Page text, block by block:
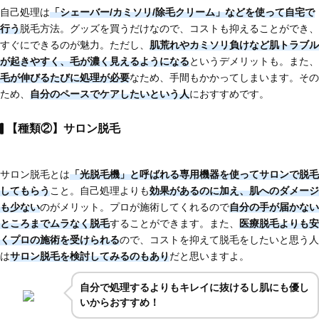
自己処理は「シェーバー/カミソリ/除毛クリーム」などを使って自宅で
行う脱毛方法。グッズを買うだけなので、コストも抑えることができ、
すぐにできるのが魅力。ただし、 肌荒れやカミソリ負けなど肌トラブル
が起きやすく、毛が濃く見えるようになるというデメリットも。また、
毛が伸びるたびに処理が必要なため、手間もかかってしまいます。その
ため、 自分のペースでケアしたいという人におすすめです。
【種類②】サロン脱毛
サロン脱毛とは「光脱毛機」と呼ばれる専用機器を使ってサロンで脱毛
してもらうこと。自己処理よりも効果があるのに加え、肌へのダメージ
も少ないのがメリット。プロが施術してくれるので自分の手が届かない
ところまでムラなく脱毛することができます。また、 医療脱毛よりも安
くプロの施術を受けられるので、コストを抑えて脱毛をしたいと思う人
はサロン脱毛を検討してみるのもありだと思いますよ。
自分で処理するよりもキレイに抜けるし肌にも優し
いからおすすめ！